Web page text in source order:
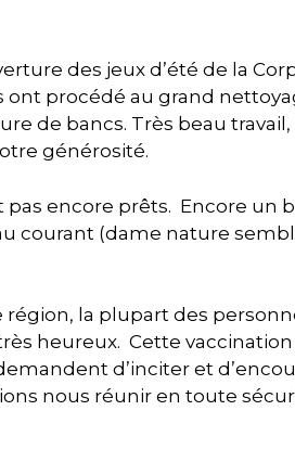
des jeux d’été de la
ont procédé au grand
de bancs. Très beau
générosité.
encore prêts. Encore un
courant (dame nature
région, la plupart des
heureux. Cette
d’inciter et
nous réunir en toute